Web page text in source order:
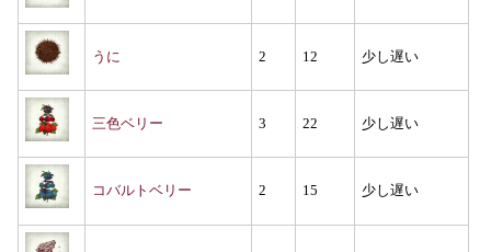
うに 2 12 少し遅い
三色ベリー 3 22 少し遅い
コバルトベリー 2 15 少し遅い